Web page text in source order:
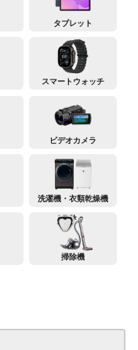
タブレット
スマートウォッチ
ビデオカメラ
洗濯機・衣類乾燥機
掃除機